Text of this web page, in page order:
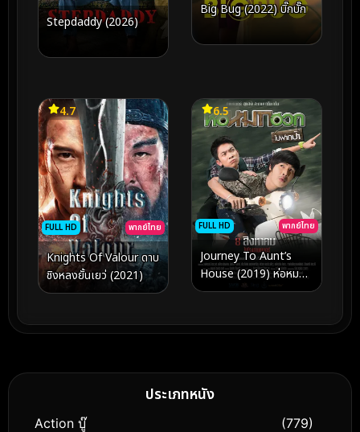
Stepdaddy (2026)
Big Bug (2022) บิ๊กบั๊ก
FULL HD พากย์ไทย
4.7
Knights Of Valour ดาบ
ชิงหลงยั้นเยว่ (2021)
FULL HD พากย์ไทย
6.5
Journey To Aunt’s
House (2019) ห่อหมกฮ
วกไปฝากป้า
ประเภทหนัง
Action บู๊ (779)